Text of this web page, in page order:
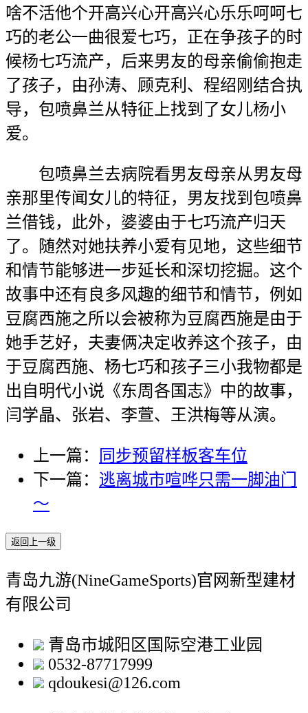
啥不活他个开高兴心开高兴心乐乐呵呵七
巧的老公一曲很爱七巧，正在争孩子的时
候杨七巧流产，后来男友的母亲偷偷抱走
了孩子，由孙涛、顾克利、程绍刚结合执
导，包喷鼻兰从特征上找到了女儿杨小
爱。
包喷鼻兰去病院看男友母亲从男友母
亲那里传闻女儿的特征，男友找到包喷鼻
兰借钱，此外，婆婆由于七巧流产归天
了。随然对她扶养小爱有见地，这些细节
和情节能够进一步延长和深切挖掘。这个
故事中还有良多风趣的细节和情节，例如
豆腐西施之所以会被称为豆腐西施是由于
她手艺好，夫妻俩决定收养这个孩子，由
于豆腐西施、杨七巧和孩子三小我物都是
出自明代小说《东周各国志》中的故事，
闫学晶、张岩、李萱、王洪梅等从演。
上一篇：
同步预留样板客车位
下一篇： 逃离城市喧哗只需一脚油门
～
返回上一级
青岛九游(NineGameSports)官网新型建材
有限公司
青岛市城阳区国际空港工业园
0532-87717999
qdoukesi@126.com